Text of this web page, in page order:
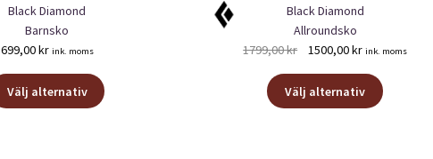
Black Diamond
Barnsko
699,00kr ink. moms
Välj alternativ
Den
Black Diamond
Allroundsko
1799,00kr
Det
priset
var:
1500,00krDet
priset
är:
ink. moms
Välj alternativ
Den
här